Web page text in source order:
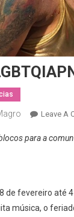
Leave A
para a
de fevereiro até
música, o